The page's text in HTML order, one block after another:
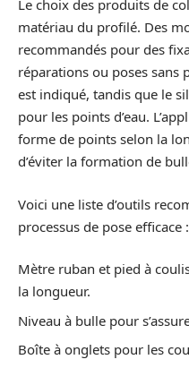
Le choix des produits de
matériau du profilé. Des
recommandés pour des
réparations ou poses sans
est indiqué, tandis que le
pour les points d’eau.
forme de points selon la
d’éviter la formation de
Voici une liste d’outils
processus de pose efficace :
Mètre ruban et pied à
la longueur.
Niveau à bulle pour
Boîte à onglets pour les